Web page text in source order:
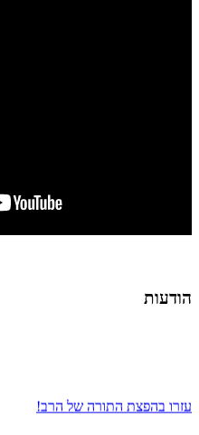
הודעות
עזרו בהפצת התורה של הרב!